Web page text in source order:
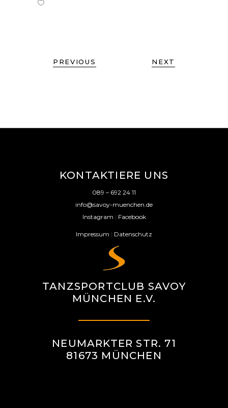
PREVIOUS NEXT
KONTAKTIERE UNS
089 – 692 24 11
info@savoy-muenchen.de
Instagram | Facebook
Impressum | Datenschutz
TANZSPORTCLUB SAVOY
MÜNCHEN E.V.
NEUMARKTER STR. 71
81673 MÜNCHEN